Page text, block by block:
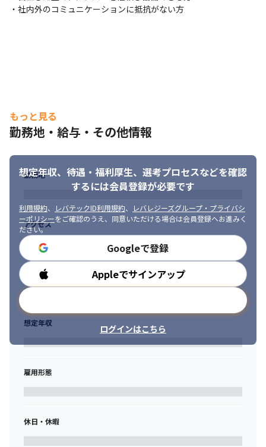
・社員数9名の少人数であるため、コアメンバーとして会社を盛り
コアメンバーとして活躍できるフェーズです。
・社内外のコミュニケーションに抵抗がない方
もっと見る
勤務地・給与・その他情報
想定年収、待遇・福利厚生、 選考プロセスなどを確認
するには会員登録が必要です
利用規約、 レバテックID利用規約、
レバレジーズグループ・プライバシ
ーポリシーをご確認のうえ、同意いただける場合は会員登録へお進みく
ださい。
Googleで登録
Appleでサインアップ
ログインはこちら
勤務地
アクセス
勤務時間
想定年収
雇用形態
休日・休暇